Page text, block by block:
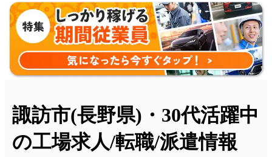
諏訪市(長野県)・30代活躍中
の工場求人/転職/派遣情報